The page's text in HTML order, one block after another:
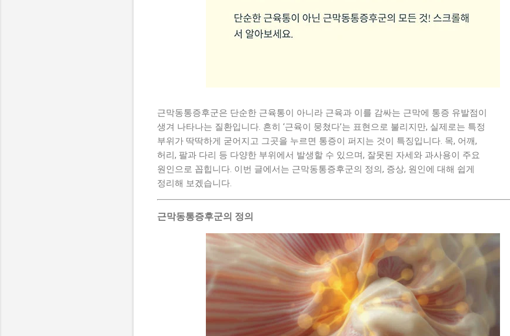
근막동통증후군은 단순한 근육통이 아니라 근육과 이를 감싸는 근막에 통증 유발점이
생겨 나타나는 질환입니다. 흔히 ‘근육이 뭉쳤다’는 표현으로 불리지만, 실제로는 특정
부위가 딱딱하게 굳어지고 그곳을 누르면 통증이 퍼지는 것이 특징입니다. 목, 어깨,
허리, 팔과 다리 등 다양한 부위에서 발생할 수 있으며, 잘못된 자세와 과사용이 주요
원인으로 꼽힙니다. 이번 글에서는 근막동통증후군의 정의, 증상, 원인에 대해 쉽게
정리해 보겠습니다.
근막동통증후군의 정의